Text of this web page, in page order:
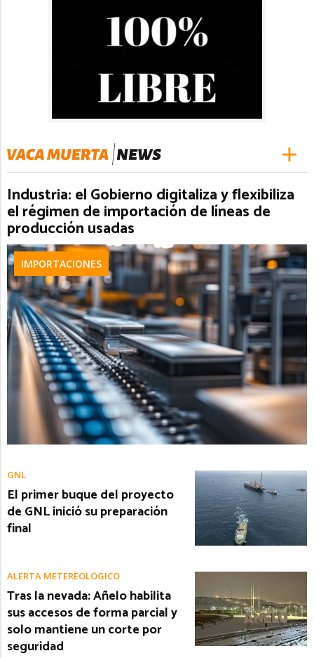
Industria: el Gobierno digitaliza y flexibiliza
el régimen de importación de líneas de
producción usadas
IMPORTACIONES
GNL
El primer buque del proyecto
de GNL inició su preparación
final
ALERTA METEREOLÓGICO
Tras la nevada: Añelo habilita
sus accesos de forma parcial y
solo mantiene un corte por
seguridad